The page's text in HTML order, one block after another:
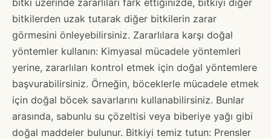
bitkilerden uzak tutarak diğer bitkilerin zarar
görmesini önleyebilirsiniz. Zararlılara karşı doğal
yöntemler kullanın: Kimyasal mücadele yöntemleri
yerine, zararlıları kontrol etmek için doğal yöntemlere
başvurabilirsiniz. Örneğin, böceklerle mücadele etmek
için doğal böcek savarlarını kullanabilirsiniz. Bunlar
arasında, sabunlu su çözeltisi veya biberiye yağı gibi
doğal maddeler bulunur. Bitkiyi temiz tutun: Prensler